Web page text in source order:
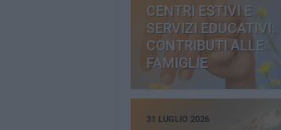
CENTRI ESTIVI E
SERVIZI EDUCATIVI:
CONTRIBUTI ALLE
FAMIGLIE
31 LUGLIO 2026